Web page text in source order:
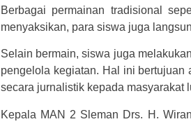
Berbagai permainan tradisional
menyaksikan, para siswa juga
Selain bermain, siswa juga
pengelola kegiatan. Hal ini bertujuan
secara jurnalistik kepada masyarakat
Kepala MAN 2 Sleman Drs. H.